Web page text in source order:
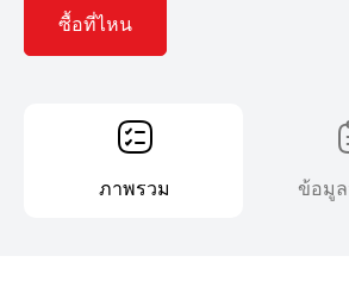
ซื้อที่ไหน
ภาพรวม ข้อมูล